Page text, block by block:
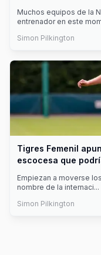
Muchos equipos de la
entrenador en este
Simon Pilkington
Tigres Femenil
escocesa que
Empiezan a moverse
nombre de la internaci...
Simon Pilkington